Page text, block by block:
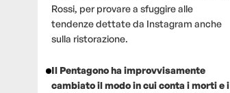
Rossi, per provare a sfuggire alle
tendenze dettate da Instagram anche
sulla ristorazione.
Il Pentagono ha improvvisamente
cambiato il modo in cui conta i morti e i